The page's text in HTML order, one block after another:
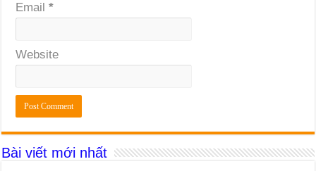
Email*
Website
Bài viết mới nhất